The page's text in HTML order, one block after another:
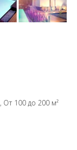
, От 100 до 200 м²